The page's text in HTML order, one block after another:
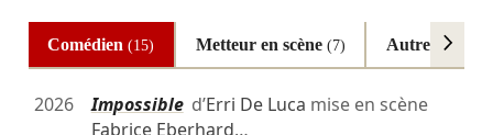
Comédien(15) Metteur en scène (7) Autres (5)
2026 Impossibled’Erri De Luca mise en scène
Fabrice Eberhard…